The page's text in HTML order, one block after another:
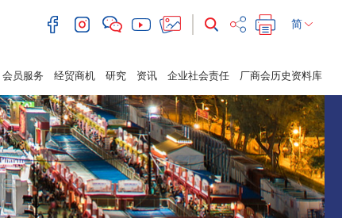
简
会员服务 经贸商机 研究 资讯 企业社会责任 厂商会历史资料库